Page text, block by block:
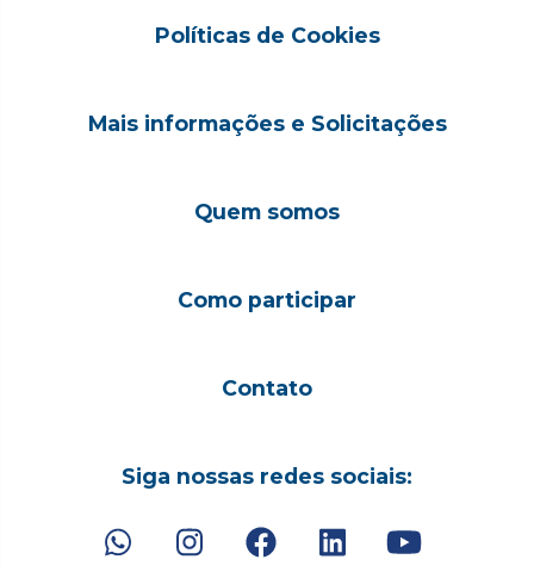
Políticas de Cookies
Mais informações e Solicitações
Quem somos
Como participar
Contato
Siga nossas redes sociais: